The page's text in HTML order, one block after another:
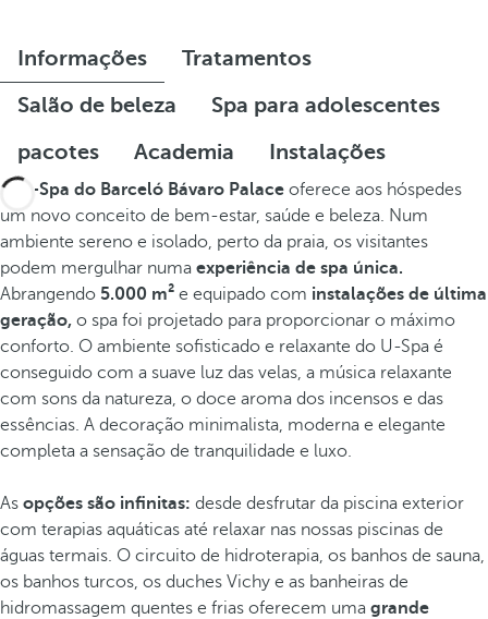
Informações
Tratamentos
Salão de beleza
Spa para adolescentes
pacotes
Academia Instalações
O U-Spa do Barceló Bávaro Palace oferece aos hóspedes
um novo conceito de bem-estar, saúde e beleza. Num
ambiente sereno e isolado, perto da praia, os visitantes
podem mergulhar numa experiência de spa única.
Abrangendo 5.000 m² e equipado com instalações de última
geração, o spa foi projetado para proporcionar o máximo
conforto. O ambiente sofisticado e relaxante do U-Spa é
conseguido com a suave luz das velas, a música relaxante
com sons da natureza, o doce aroma dos incensos e das
essências. A decoração minimalista, moderna e elegante
completa a sensação de tranquilidade e luxo.
As opções são infinitas: desde desfrutar da piscina exterior
com terapias aquáticas até relaxar nas nossas piscinas de
águas termais. O circuito de hidroterapia, os banhos de sauna,
os banhos turcos, os duches Vichy e as banheiras de
hidromassagem quentes e frias oferecem uma grande